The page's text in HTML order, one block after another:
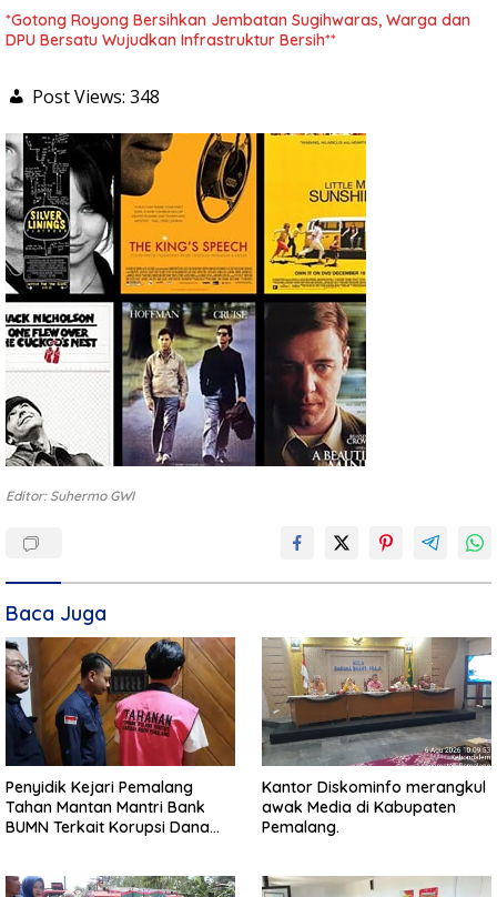
*Gotong Royong Bersihkan Jembatan Sugihwaras, Warga dan
DPU Bersatu Wujudkan Infrastruktur Bersih**
Post Views: 348
Editor: Suhermo GWI
Baca Juga
Penyidik Kejari Pemalang
Tahan Mantan Mantri Bank
BUMN Terkait Korupsi Dana
Kantor Diskominfo merangkul
awak Media di Kabupaten
Pemalang.